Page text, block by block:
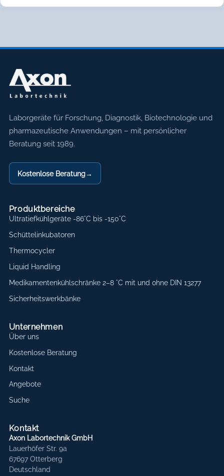
Axon Labortechnik
Laborgeräte für Forschung, Diagnostik, Biotechnologie und
pharmazeutische Anwendungen – mit persönlicher
Beratung seit 1989.
Kostenlose Beratung→
Produktbereiche
Ultratiefkühlgeräte -86°C bis -150°C
Schüttelinkubatoren
Thermocycler
Liquid Handling
Medikamentenkühlschränke 2–8 °C mit und ohne DIN 13277
Sicherheitswerkbänke
Unternehmen
Über uns
Kostenlose Beratung
Kontakt
Angebote
Suche
Kontakt
Axon Labortechnik GmbH
Lauerhöfer Str. 9a
67697 Otterberg
Deutschland